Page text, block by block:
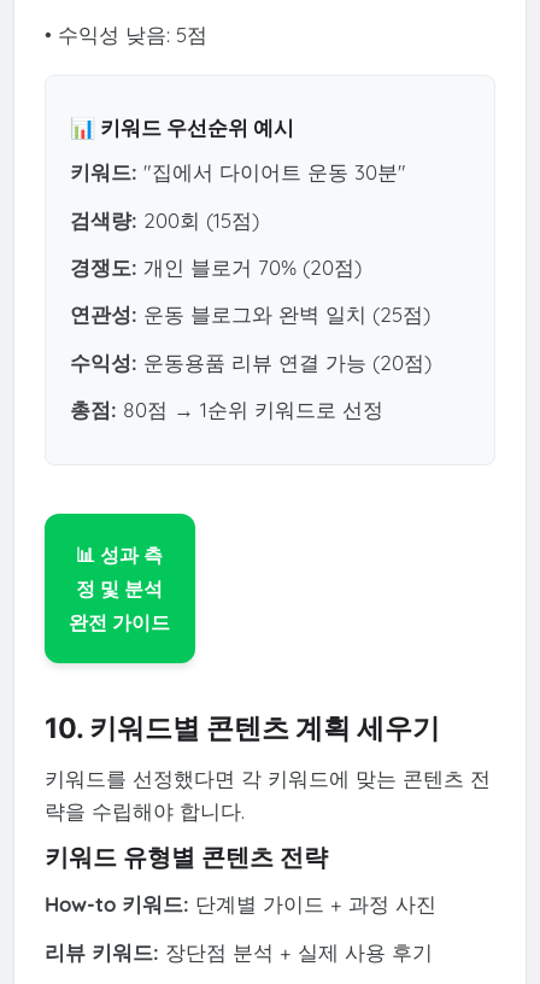
• 수익성 낮음: 5점
📊 키워드 우선순위 예시
키워드: "집에서 다이어트 운동 30분"
검색량: 200회 (15점)
경쟁도: 개인 블로거 70% (20점)
연관성: 운동 블로그와 완벽 일치 (25점)
수익성: 운동용품 리뷰 연결 가능 (20점)
총점: 80점 → 1순위 키워드로 선정
📊 성과 측
정 및 분석
완전 가이드
10. 키워드별 콘텐츠 계획 세우기
키워드를 선정했다면 각 키워드에 맞는 콘텐츠 전
략을 수립해야 합니다.
키워드 유형별 콘텐츠 전략
How-to 키워드: 단계별 가이드 + 과정 사진
리뷰 키워드: 장단점 분석 + 실제 사용 후기